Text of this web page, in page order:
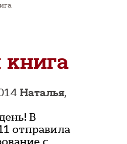
книга
Наталья,
В
отправила